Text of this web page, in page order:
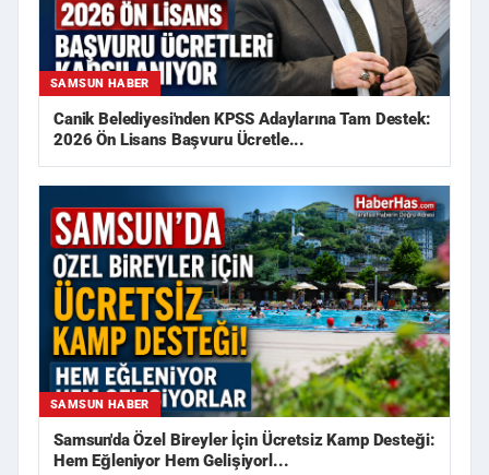
SAMSUN HABER
Canik Belediyesi'nden KPSS Adaylarına Tam Destek:
2026 Ön Lisans Başvuru Ücretle...
SAMSUN HABER
Samsun'da Özel Bireyler İçin Ücretsiz Kamp Desteği:
Hem Eğleniyor Hem Gelişiyorl...